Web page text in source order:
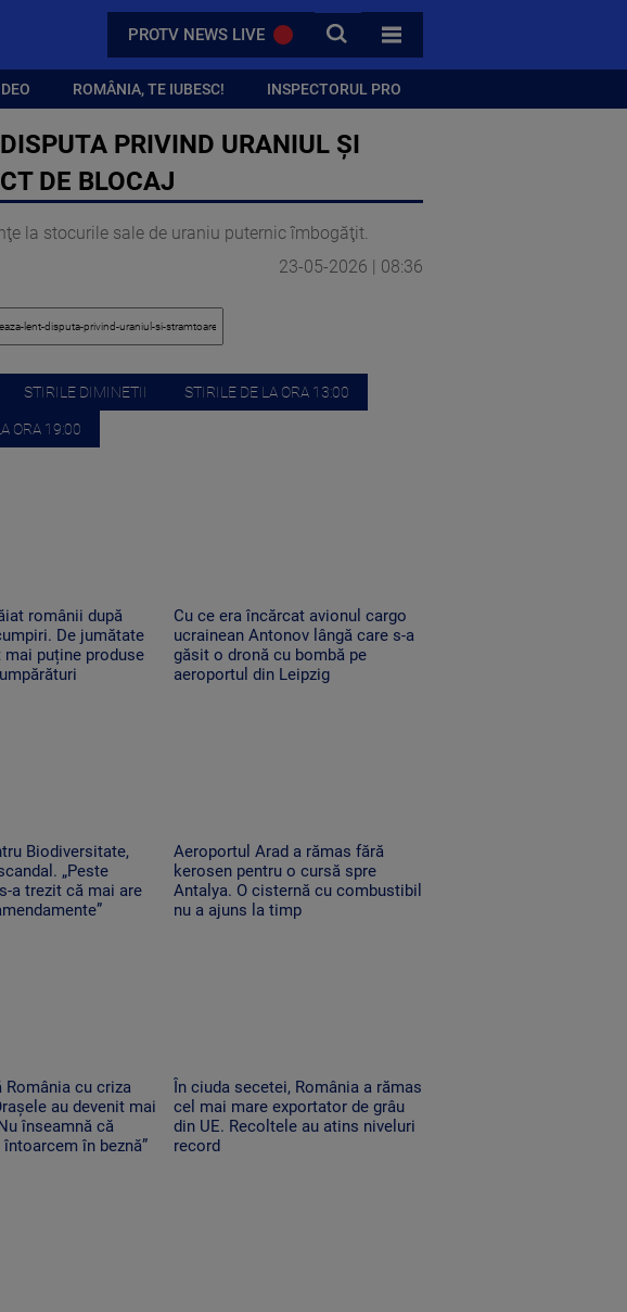
PROTV NEWS LIVE CAUTA
TOATE CATEGORIILE
ROMÂNIA, TE IUBESC! INSPECTORUL PRO
PRIVIND URANIUL ŞI
DE BLOCAJ
la stocurile sale de uraniu puternic îmbogăţit.
23-05-2026 | 08:36
STIRILE DIMINETII STIRILE DE LA ORA 13:00
ORA 19:00
românii după
De jumătate
mai puține produse
Cu ce era încărcat avionul cargo
ucrainean Antonov lângă care s-a
găsit o dronă cu bombă pe
aeroportul din Leipzig
Biodiversitate,
„Peste
a trezit că mai are
Aeroportul Arad a rămas fără
kerosen pentru o cursă spre
Antalya. O cisternă cu combustibil
nu a ajuns la timp
România cu criza
au devenit mai
înseamnă că
în beznă”
În ciuda secetei, România a rămas
cel mai mare exportator de grâu
din UE. Recoltele au atins niveluri
record